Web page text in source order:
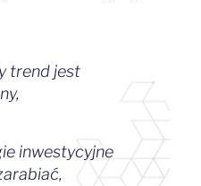
trend jest
inwestycyjne